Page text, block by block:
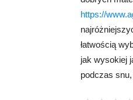
https://
łatwością
jak wysokiej
podczas